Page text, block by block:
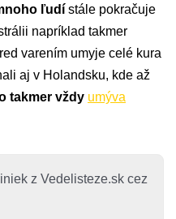
ľudí stále pokračuje
napríklad takmer
varením umyje celé kura
aj v Holandsku, kde až
takmer vždy umýva
z Vedelisteze.sk cez